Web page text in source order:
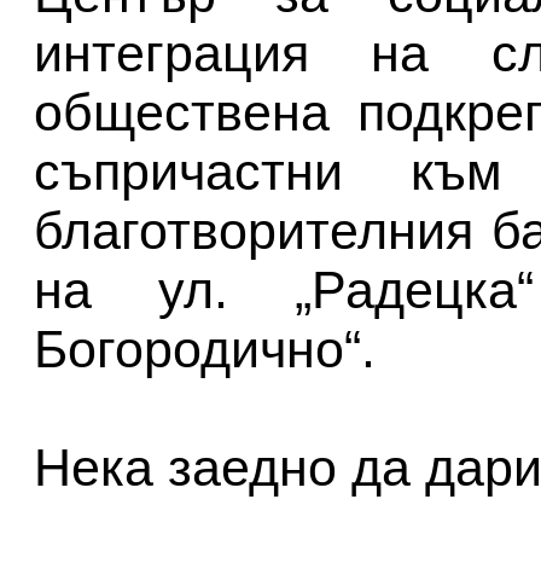
интеграция на
обществена
съпричастни
благотворителния
на ул.
Богородично“.
Нека заедно да